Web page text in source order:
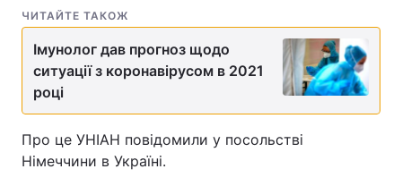
ЧИТАЙТЕ ТАКОЖ
Імунолог дав прогноз щодо
ситуації з коронавірусом в 2021
році
Про це УНІАН повідомили у посольстві
Німеччини в Україні.